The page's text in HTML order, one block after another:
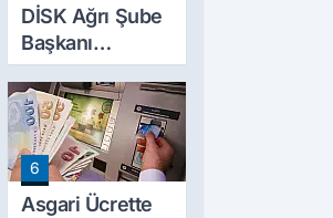
DİSK Ağrı Şube
Başkanı
Erincik'ten Ağrı
Belediyesi'ne
sert tepki!
6
Asgari Ücrette